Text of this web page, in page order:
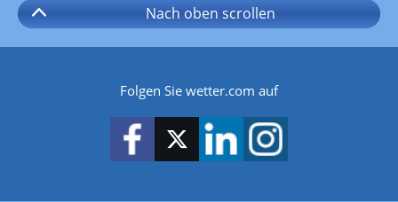
Nach oben scrollen
Folgen Sie wetter.com auf